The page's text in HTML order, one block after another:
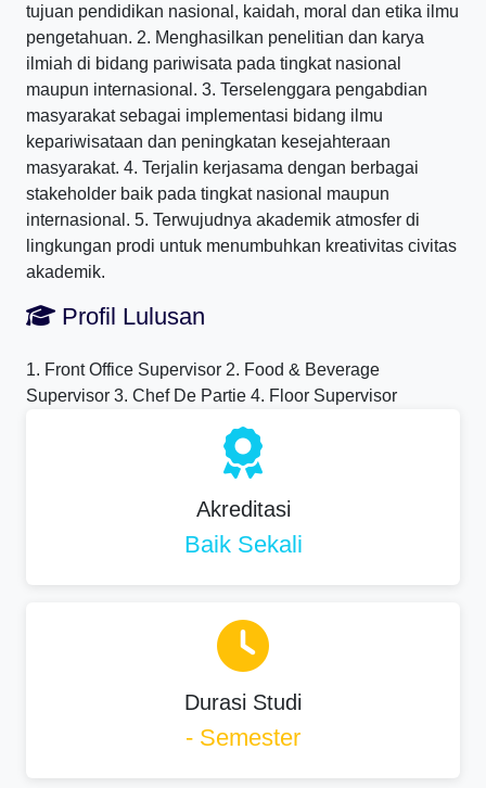
tujuan pendidikan nasional, kaidah, moral dan etika ilmu
pengetahuan. 2. Menghasilkan penelitian dan karya
ilmiah di bidang pariwisata pada tingkat nasional
maupun internasional. 3. Terselenggara pengabdian
masyarakat sebagai implementasi bidang ilmu
kepariwisataan dan peningkatan kesejahteraan
masyarakat. 4. Terjalin kerjasama dengan berbagai
stakeholder baik pada tingkat nasional maupun
internasional. 5. Terwujudnya akademik atmosfer di
lingkungan prodi untuk menumbuhkan kreativitas civitas
akademik.
Profil Lulusan
1. Front Office Supervisor 2. Food & Beverage
Supervisor 3. Chef De Partie 4. Floor Supervisor
Akreditasi
Baik Sekali
Durasi Studi
- Semester